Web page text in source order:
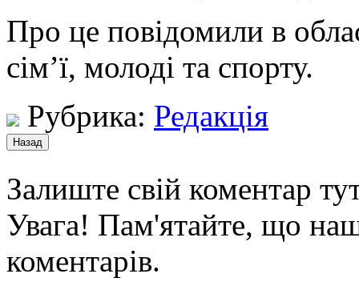
Про це повідомили в
сім’ї, молоді та спорту.
Рубрика: Редакція
Залиште свій коментар
Увага! Пам'ятайте, що
коментарів.